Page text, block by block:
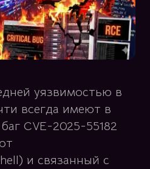
уязвимостью в
всегда имеют в
CVE-2025-55182
и связанный с